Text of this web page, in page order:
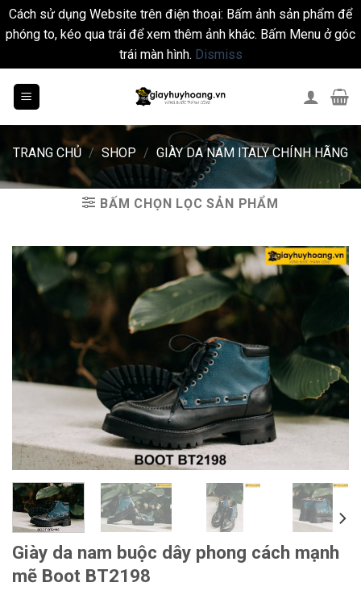
Cách sử dụng Website trên điện thoại: Bấm ảnh sản phẩm để
phóng to, kéo qua trái để xem thêm ảnh khác. Bấm Menu ở góc
trái màn hình. Dismiss
TRANG CHỦ / SHOP / GIÀY DA NAM ITALY CHÍNH HÃNG
BẤM CHỌN LỌC SẢN PHẨM
Giày da nam buộc dây phong cách mạnh
mẽ Boot BT2198